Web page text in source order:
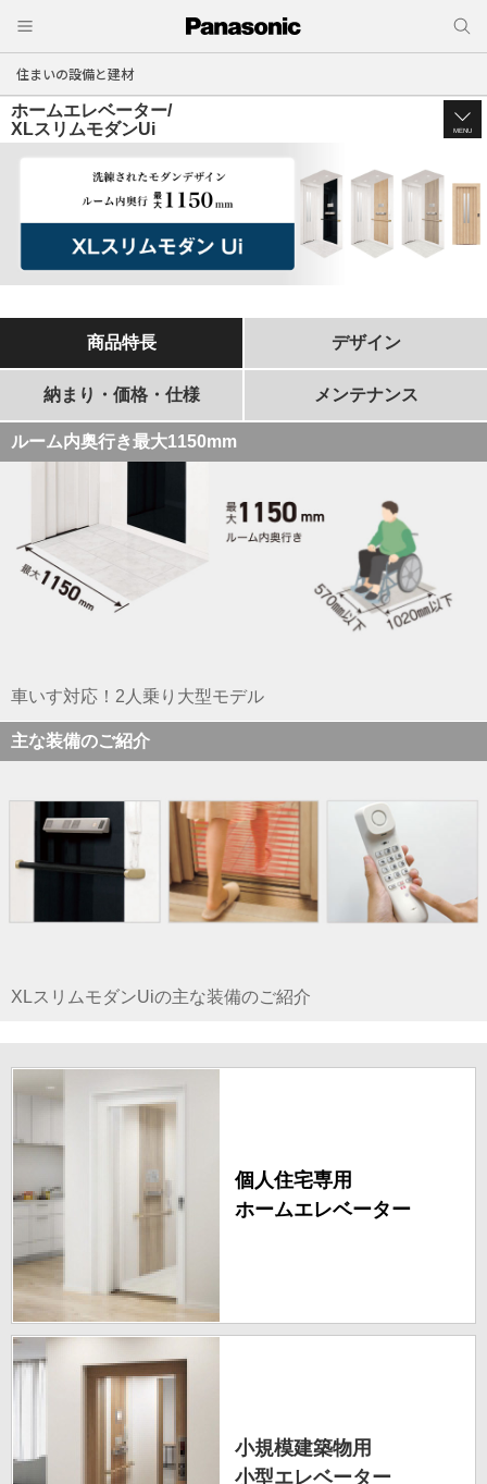
住まいの設備と建材
ホームエレベーター/
XLスリムモダンUi
MENU
商品特長 デザイン
納まり・価格・仕様 メンテナンス
ルーム内奥行き最大1150mm
車いす対応！2人乗り大型モデル
主な装備のご紹介
XLスリムモダンUiの主な装備のご紹介
個人住宅専用
ホームエレベーター
小規模建築物用
小型エレベーター